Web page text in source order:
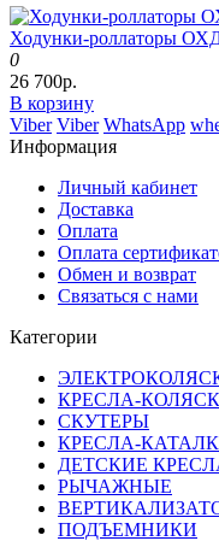
Ходунки-роллаторы
0
26 700р.
В корзину
Viber Viber WhatsApp
Информация
Личный кабинет
Доставка
Оплата
Оплата
Обмен и возврат
Связаться с нами
Категории
КРЕСЛА-
СКУТЕРЫ
КРЕСЛА-
ДЕТСКИЕ
РЫЧАЖНЫЕ
ПОДЪЕМНИКИ